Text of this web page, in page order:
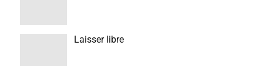
Laisser libre